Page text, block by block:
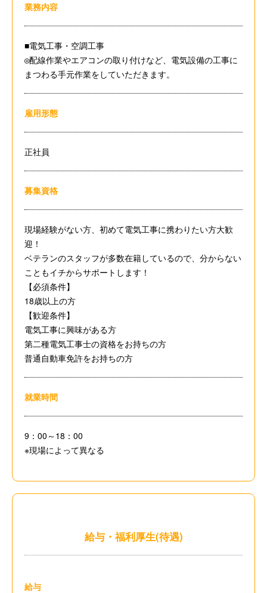
業務内容
■電気工事・空調工事
◎配線作業やエアコンの取り付けなど、電気設備の工事に
まつわる手元作業をしていただきます。
雇用形態
正社員
募集資格
現場経験がない方、初めて電気工事に携わりたい方大歓
迎！
ベテランのスタッフが多数在籍しているので、分からない
こともイチからサポートします！
【必須条件】
18歳以上の方
【歓迎条件】
電気工事に興味がある方
第二種電気工事士の資格をお持ちの方
普通自動車免許をお持ちの方
就業時間
9：00～18：00
※現場によって異なる
給与・福利厚生(待遇)
給与